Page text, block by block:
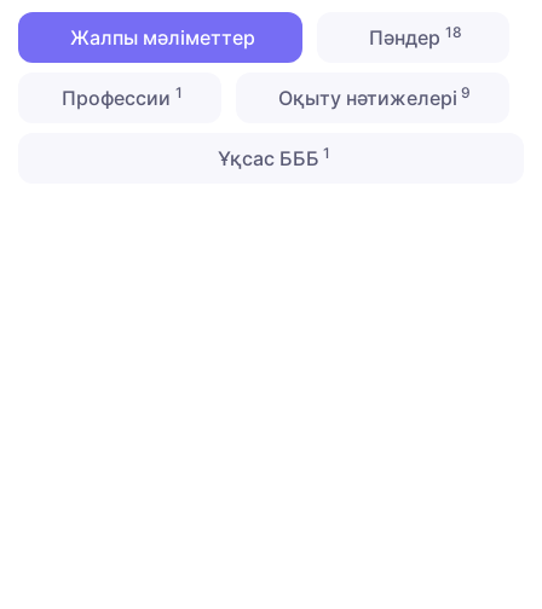
Жалпы мәліметтер Пәндер 18
Профессии 1 Оқыту нәтижелері 9
Ұқсас БББ 1